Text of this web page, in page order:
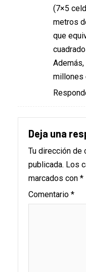
(7×5
metros
que
millones
Deja una
Tu dirección de
publicada. Los
marcados con *
Comentario *